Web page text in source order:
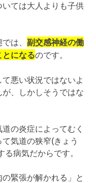
ては大人よりも子供
は、 副交感神経の働
になるのです。
悪い状況ではないよ
、しかしそうではな
の炎症によってむく
気道の狭窄(きょう
病気だからです。
緊張が解かれる」と